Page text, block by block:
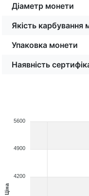
Діаметр монети
Якість карбування
Упаковка монети
Наявність
5600
4900
4200
Ціна